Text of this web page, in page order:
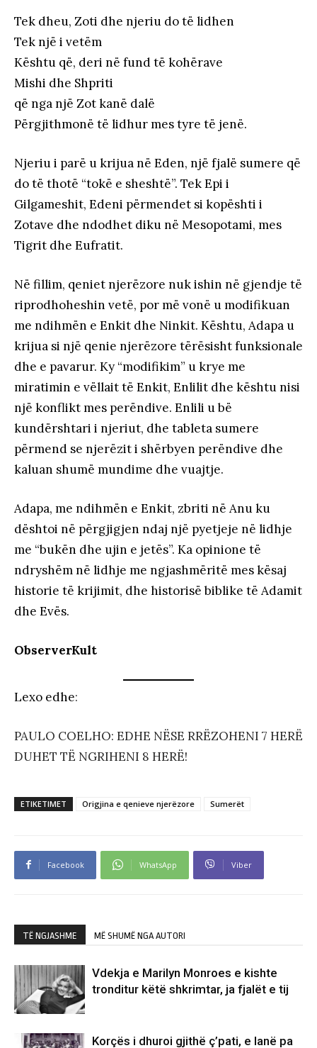
Tek dheu, Zoti dhe njeriu do të lidhen
Tek një i vetëm
Kështu që, deri në fund të kohërave
Mishi dhe Shpriti
që nga një Zot kanë dalë
Përgjithmonë të lidhur mes tyre të jenë.
Njeriu i parë u krijua në Eden, një fjalë sumere që
do të thotë “tokë e sheshtë”. Tek Epi i
Gilgameshit, Edeni përmendet si kopështi i
Zotave dhe ndodhet diku në Mesopotami, mes
Tigrit dhe Eufratit.
Në fillim, qeniet njerëzore nuk ishin në gjendje të
riprodhoheshin vetë, por më vonë u modifikuan
me ndihmën e Enkit dhe Ninkit. Kështu, Adapa u
krijua si një qenie njerëzore tërësisht funksionale
dhe e pavarur. Ky “modifikim” u krye me
miratimin e vëllait të Enkit, Enlilit dhe kështu nisi
një konflikt mes perëndive. Enlili u bë
kundërshtari i njeriut, dhe tableta sumere
përmend se njerëzit i shërbyen perëndive dhe
kaluan shumë mundime dhe vuajtje.
Adapa, me ndihmën e Enkit, zbriti në Anu ku
dështoi në përgjigjen ndaj një pyetjeje në lidhje
me “bukën dhe ujin e jetës”. Ka opinione të
ndryshëm në lidhje me ngjashmëritë mes kësaj
historie të krijimit, dhe historisë biblike të Adamit
dhe Evës.
ObserverKult
Lexo edhe:
PAULO COELHO: EDHE NËSE RRËZOHENI 7 HERË
DUHET TË NGRIHENI 8 HERË!
ETIKETIMET Origjina e qenieve njerëzore Sumerët
Facebook WhatsApp Viber
TË NGJASHME MË SHUMË NGA AUTORI
Vdekja e Marilyn Monroes e kishte
tronditur këtë shkrimtar, ja fjalët e tij
Korçës i dhuroi gjithë ç’pati, e lanë pa